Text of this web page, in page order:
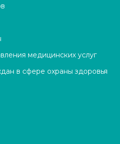
медицинских услуг
в сфере охраны здоровья